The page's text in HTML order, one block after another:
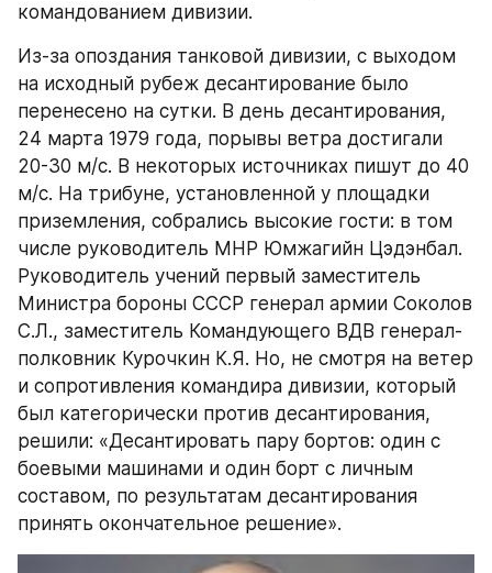
командованием дивизии.
Из-за опоздания танковой дивизии, с выходом
на исходный рубеж десантирование было
перенесено на сутки. В день десантирования,
24 марта 1979 года, порывы ветра достигали
20-30 м/с. В некоторых источниках пишут до 40
м/с. На трибуне, установленной у площадки
приземления, собрались высокие гости: в том
числе руководитель МНР Юмжагийн Цэдэнбал.
Руководитель учений первый заместитель
Министра бороны СССР генерал армии Соколов
С.Л., заместитель Командующего ВДВ генерал-
полковник Курочкин К.Я. Но, не смотря на ветер
и сопротивления командира дивизии, который
был категорически против десантирования,
решили: «Десантировать пару бортов: один с
боевыми машинами и один борт с личным
составом, по результатам десантирования
принять окончательное решение».